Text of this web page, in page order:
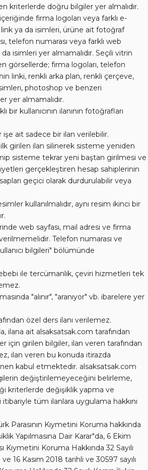
kriterlerde doğru bilgiler yer almalıdır.
firma logoları veya farklı e-
ya da isimleri, ürüne ait fotoğraf
telefon numarası veya farklı web
isimleri yer almamalıdır. Seçili vitrin
görsellerde; firma logoları, telefon
linki, renkli arka plan, renkli çerçeve,
photoshop ve benzeri
yer almamalıdır.
bir kullanıcının ilanının fotoğrafları
işe ait sadece bir ilan verilebilir.
ilk girilen ilan silinerek sisteme yeniden
sisteme tekrar yeni baştan girilmesi ve
gerçekleştiren hesap sahiplerinin
geçici olarak durdurulabilir veya
kullanılmalıdır, aynı resim ikinci bir
web sayfası, mail adresi ve firma
Telefon numarası ve
bilgileri" bölümünde
ile tercümanlık, çeviri hizmetleri tek
"alınır", "aranıyor" vb. ibarelere yer
özel ders ilanı verilemez.
ilana ait alsaksatsak.com tarafından
için girilen bilgiler, ilan veren tarafından
ilan veren bu konuda itirazda
kabul etmektedir. alsaksatsak.com
değiştirilemeyeceğini belirleme,
kriterlerde değişiklik yapma ve
tüm ilanlara uygulama hakkını
Parasının Kıymetini Koruma hakkında
Yapılmasına Dair Karar"da, 6 Ekim
Kıymetini Koruma Hakkında 32 Sayılı
16 Kasım 2018 tarihli ve 30597 sayılı